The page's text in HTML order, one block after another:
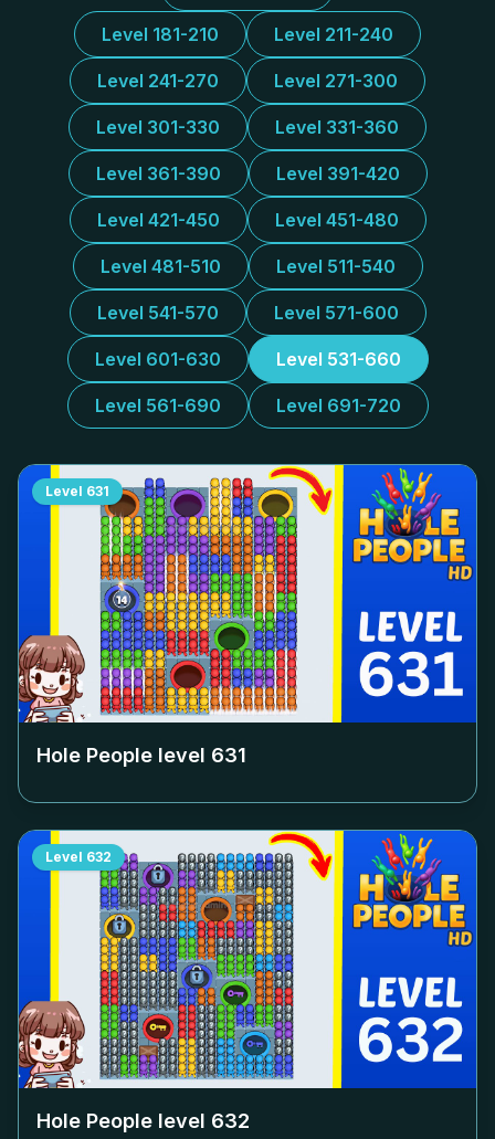
Level 181-210 Level 211-240
Level 241-270 Level 271-300
Level 301-330 Level 331-360
Level 361-390 Level 391-420
Level 421-450 Level 451-480
Level 481-510 Level 511-540
Level 541-570 Level 571-600
Level 601-630 Level 531-660
Level 561-690 Level 691-720
Level 631
Hole People level 631
Level 632
Hole People level 632